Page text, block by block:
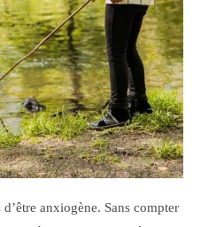
anxiogène. Sans compter